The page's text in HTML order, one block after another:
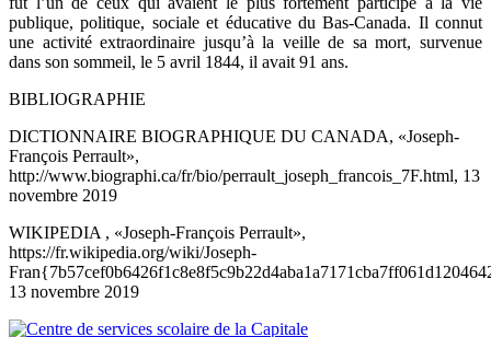
publique, politique, sociale et éducative du Bas-Canada. Il connut
une activité extraordinaire jusqu’à la veille de sa mort, survenue
dans son sommeil, le 5 avril 1844, il avait 91 ans.
BIBLIOGRAPHIE
DICTIONNAIRE BIOGRAPHIQUE DU CANADA, «Joseph-
François Perrault»,
http://www.biographi.ca/fr/bio/perrault_joseph_francois_7F.html, 13
novembre 2019
WIKIPEDIA , «Joseph-François Perrault»,
https://fr.wikipedia.org/wiki/Joseph-
13 novembre 2019